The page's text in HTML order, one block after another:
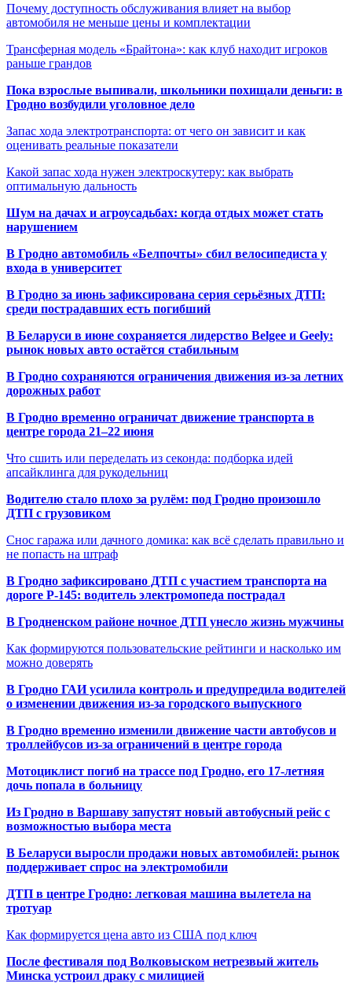
Почему доступность обслуживания влияет на выбор
автомобиля не меньше цены и комплектации
Трансферная модель «Брайтона»: как клуб находит игроков
раньше грандов
Пока взрослые выпивали, школьники похищали деньги: в
Гродно возбудили уголовное дело
Запас хода электротранспорта: от чего он зависит и как
оценивать реальные показатели
Какой запас хода нужен электроскутеру: как выбрать
оптимальную дальность
Шум на дачах и агроусадьбах: когда отдых может стать
нарушением
В Гродно автомобиль «Белпочты» сбил велосипедиста у
входа в университет
В Гродно за июнь зафиксирована серия серьёзных ДТП:
среди пострадавших есть погибший
В Беларуси в июне сохраняется лидерство Belgee и Geely:
рынок новых авто остаётся стабильным
В Гродно сохраняются ограничения движения из-за летних
дорожных работ
В Гродно временно ограничат движение транспорта в
центре города 21–22 июня
Что сшить или переделать из секонда: подборка идей
апсайклинга для рукодельниц
Водителю стало плохо за рулём: под Гродно произошло
ДТП с грузовиком
Снос гаража или дачного домика: как всё сделать правильно и
не попасть на штраф
В Гродно зафиксировано ДТП с участием транспорта на
дороге Р-145: водитель электромопеда пострадал
В Гродненском районе ночное ДТП унесло жизнь мужчины
Как формируются пользовательские рейтинги и насколько им
можно доверять
В Гродно ГАИ усилила контроль и предупредила водителей
о изменении движения из-за городского выпускного
В Гродно временно изменили движение части автобусов и
троллейбусов из-за ограничений в центре города
Мотоциклист погиб на трассе под Гродно, его 17-летняя
дочь попала в больницу
Из Гродно в Варшаву запустят новый автобусный рейс с
возможностью выбора места
В Беларуси выросли продажи новых автомобилей: рынок
поддерживает спрос на электромобили
ДТП в центре Гродно: легковая машина вылетела на
тротуар
Как формируется цена авто из США под ключ
После фестиваля под Волковыском нетрезвый житель
Минска устроил драку с милицией